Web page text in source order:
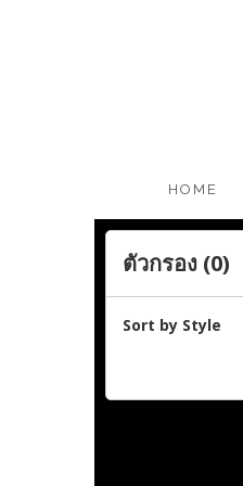
HOME
ตัวกรอง (0)
Sort by Style